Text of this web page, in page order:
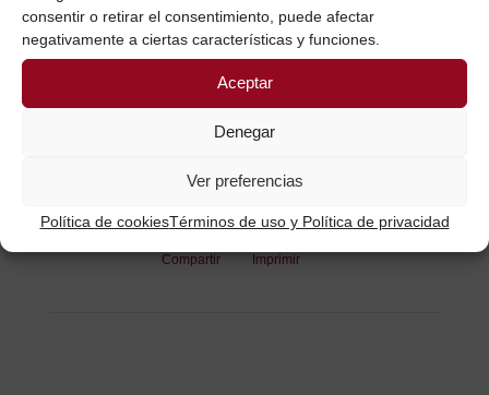
consentir o retirar el consentimiento, puede afectar
negativamente a ciertas características y funciones.
Aceptar
Denegar
Ver preferencias
Política de cookiesTérminos de uso y Política de privacidad
Martínez ArellanoAgente de cambio
social y Transformación Empresarial
Agente Acreditado de Innovación y
Crecimiento.]]>
Compartir Imprimir